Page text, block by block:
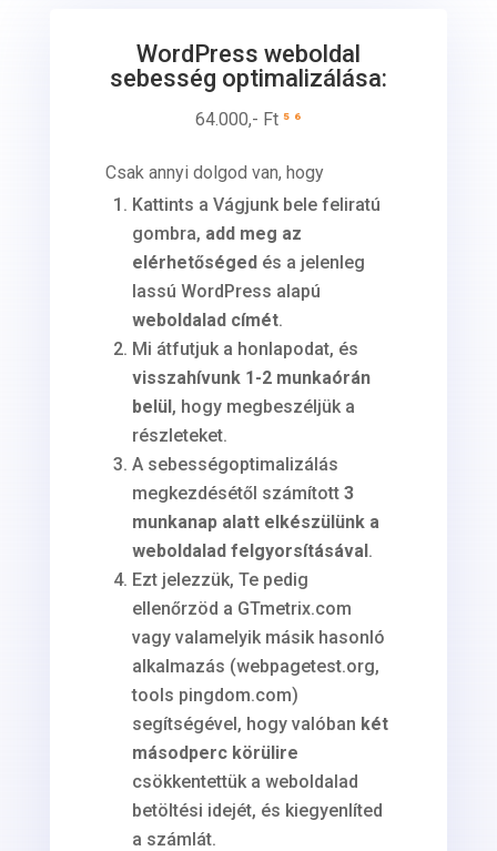
WordPress weboldal
sebesség optimalizálása:
64.000,- Ft ⁵ ⁶
Csak annyi dolgod van, hogy
Kattints a Vágjunk bele feliratú
gombra, add meg az
elérhetőségedés a jelenleg
lassú WordPress alapú
weboldalad címét.
Mi átfutjuk a honlapodat, és
visszahívunk 1-2 munkaórán
belül, hogy megbeszéljük a
részleteket.
A sebességoptimalizálás
megkezdésétől számított 3
munkanap alatt elkészülünk a
weboldalad felgyorsításával.
Ezt jelezzük, Te pedig
ellenőrzöd a GTmetrix.com
vagy valamelyik másik hasonló
alkalmazás (webpagetest.org,
tools pingdom.com)
segítségével, hogy valóban két
másodperc körülire
csökkentettük a weboldalad
betöltési idejét, és kiegyenlíted
a számlát.